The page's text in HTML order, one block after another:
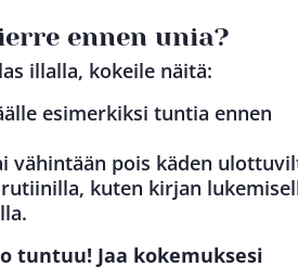
ennen unia?
illalla, kokeile näitä:
esimerkiksi tuntia ennen
vähintään pois käden
kuten kirjan
tuntuu! Jaa kokemuksesi